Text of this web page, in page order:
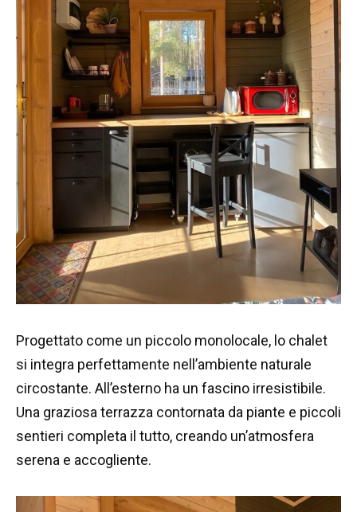
Progettato come un piccolo monolocale, lo chalet
si integra perfettamente nell’ambiente naturale
circostante. All’esterno ha un fascino irresistibile.
Una graziosa terrazza contornata da piante e piccoli
sentieri completa il tutto, creando un’atmosfera
serena e accogliente.